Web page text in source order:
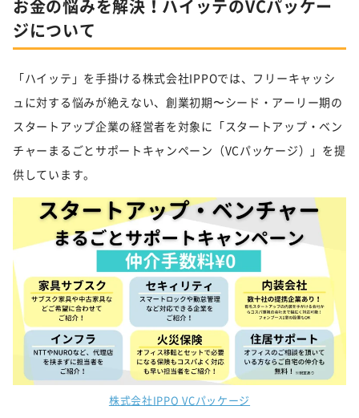
お金の悩みを解決！ハイッテのVCパッケー
ジについて
「ハイッテ」を手掛ける株式会社IPPOでは、フリーキャッシ
ュに対する悩みが絶えない、創業初期〜シード・アーリー期の
スタートアップ企業の経営者を対象に「スタートアップ・ベン
チャーまるごとサポートキャンペーン（VCパッケージ）」を提
供しています。
株式会社IPPO VCパッケージ